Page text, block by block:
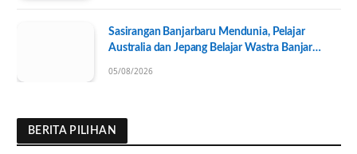
Sasirangan Banjarbaru Mendunia, Pelajar
Australia dan Jepang Belajar Wastra Banjar
05/08/2026
BERITA PILIHAN